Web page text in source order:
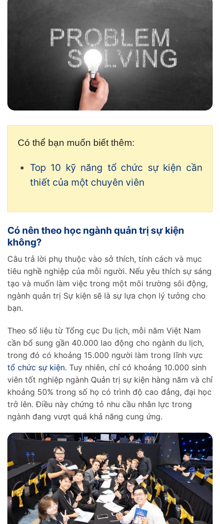
Có thể bạn muốn biết thêm:
Top 10 kỹ năng tổ chức sự kiện cần
thiết của một chuyên viên
Có nên theo học ngành quản trị sự kiện
không?
Câu trả lời phụ thuộc vào sở thích, tính cách và mục
tiêu nghề nghiệp của mỗi người. Nếu yêu thích sự sáng
tạo và muốn làm việc trong một môi trường sôi động,
ngành quản trị Sự kiện sẽ là sự lựa chọn lý tưởng cho
bạn.
Theo số liệu từ Tổng cục Du lịch, mỗi năm Việt Nam
cần bổ sung gần 40.000 lao động cho ngành du lịch,
trong đó có khoảng 15.000 người làm trong lĩnh vực
tổ chức sự kiện. Tuy nhiên, chỉ có khoảng 10.000 sinh
viên tốt nghiệp ngành Quản trị sự kiện hàng năm và chỉ
khoảng 50% trong số họ có trình độ cao đẳng, đại học
trở lên. Điều này chứng tỏ nhu cầu nhân lực trong
ngành đang vượt quá khả năng cung ứng.